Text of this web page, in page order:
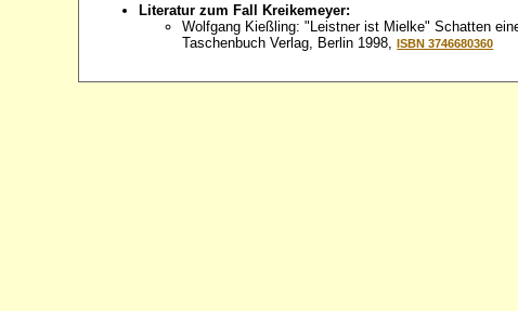
Literatur zum Fall Kreikemeyer:
Wolfgang Kießling: "Leistner ist Mielke" Schatten
Taschenbuch Verlag, Berlin 1998,ISBN 3746680360